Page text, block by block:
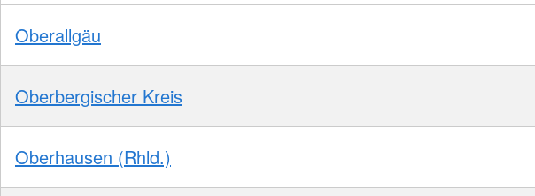
Oberallgäu
Oberbergischer Kreis
Oberhausen (Rhld.)